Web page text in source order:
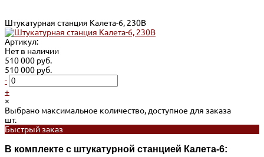
Штукатурная станция Калета-6, 230В
Артикул:
Нет в наличии
510 000 руб.
510 000 руб.
-
+
×
Выбрано максимальное количество, доступное для заказа
шт.
Быстрый заказ
В комплекте с штукатурной станцией Калета-6: